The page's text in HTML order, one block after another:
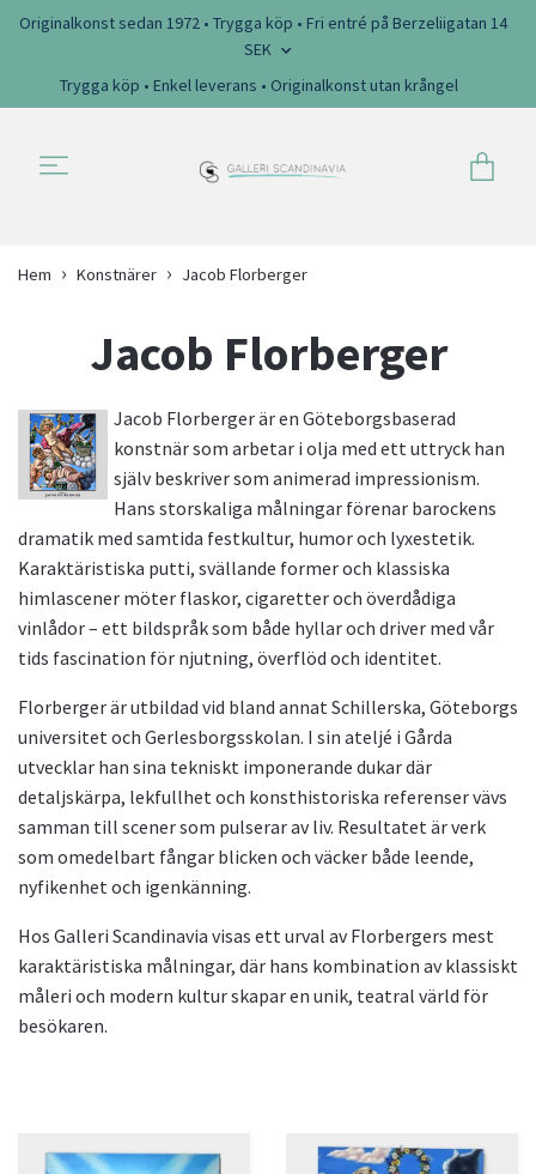
Originalkonst sedan 1972 • Trygga köp • Fri entré på Berzeliigatan 14
SEK
Trygga köp • Enkel leverans • Originalkonst utan krångel
Hem Konstnärer Jacob Florberger
Jacob Florberger
Jacob Florberger är en Göteborgsbaserad
konstnär som arbetar i olja med ett uttryck han
själv beskriver som animerad impressionism.
Hans storskaliga målningar förenar barockens
dramatik med samtida festkultur, humor och lyxestetik.
Karaktäristiska putti, svällande former och klassiska
himlascener möter flaskor, cigaretter och överdådiga
vinlådor – ett bildspråk som både hyllar och driver med vår
tids fascination för njutning, överflöd och identitet.
Florberger är utbildad vid bland annat Schillerska, Göteborgs
universitet och Gerlesborgsskolan. I sin ateljé i Gårda
utvecklar han sina tekniskt imponerande dukar där
detaljskärpa, lekfullhet och konsthistoriska referenser vävs
samman till scener som pulserar av liv. Resultatet är verk
som omedelbart fångar blicken och väcker både leende,
nyfikenhet och igenkänning.
Hos Galleri Scandinavia visas ett urval av Florbergers mest
karaktäristiska målningar, där hans kombination av klassiskt
måleri och modern kultur skapar en unik, teatral värld för
besökaren.